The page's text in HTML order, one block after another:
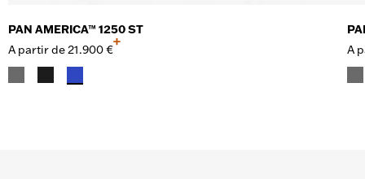
PAN AMERICA™ 1250 ST
A partir de 21.900 €
+
A